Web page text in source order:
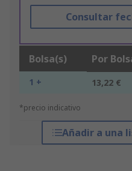
Consultar
Bolsa(s) Por
1 + 13,22 €
*precio indicativo
Añadir a una